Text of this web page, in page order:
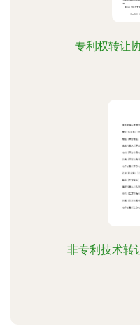
专利权转让
非专利技术转